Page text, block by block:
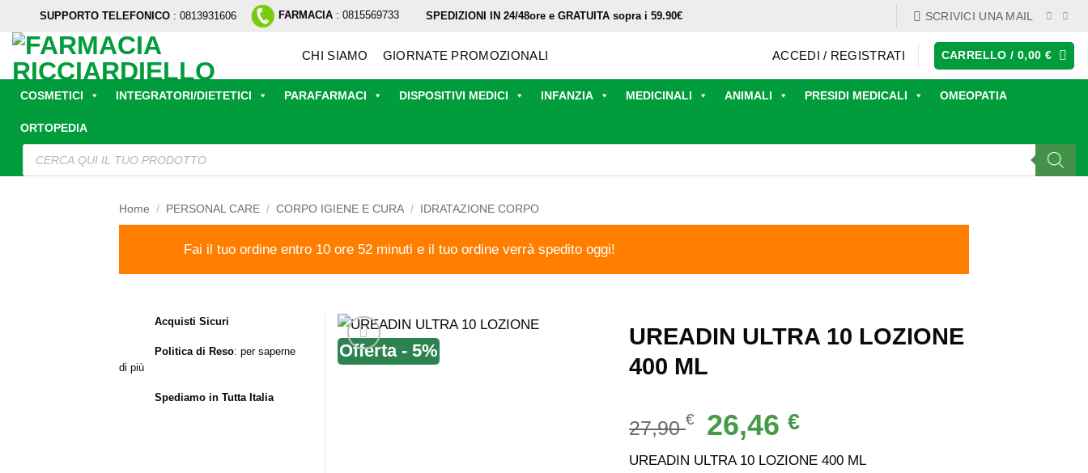
contenuti
SUPPORTO TELEFONICO : 0813931606 FARMACIA : 0815569733 SPEDIZIONI IN 24/48ore e GRATUITA sopra i 59.90€ SCRIVICI UNA MAIL
CHI SIAMO GIORNATE PROMOZIONALI ACCEDI / REGISTRATI CARRELLO /0,00€
COSMETICI INTEGRATORI/DIETETICI PARAFARMACI DISPOSITIVI MEDICI INFANZIA MEDICINALI ANIMALI PRESIDI MEDICALI OMEOPATIA
ORTOPEDIA
Ricerca
prodotti
Home / PERSONAL CARE / CORPO IGIENE E CURA / IDRATAZIONE CORPO
Fai il tuo ordine entro 10 ore 52 minuti e il tuo ordine verrà spedito oggi!
Offerta - 5%
UREADIN ULTRA 10 LOZIONE
400 ML
27,90€
Il
prezzo
originale
26,46 €Il
attuale
UREADIN ULTRA 10 LOZIONE 400 ML
Acquisti Sicuri
Politica di Reso: per saperne
di più
Spediamo in Tutta Italia